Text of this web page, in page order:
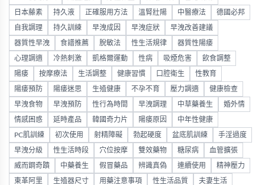
日本藤素 持久液 正確服用方法 溫腎壯陽 中醫療法 德國必邦
自我調理 持久訓練 早洩成因 早洩症狀 早洩改善建議
器質性早洩 食譜推薦 脫敏法 性生活規律 器質性陽痿
心理調適 冷熱刺激 凱格爾運動 性病 吸煙危害 飲食調整
陽痿 按摩療法 生活調整 健康習慣 口腔衛生 性教育
陽痿預防 陽痿迷思 生殖健康 不孕不育 壓力調適 健康檢查
早洩食物 早洩預防 性行為時間 早洩調理 中草藥養生 婚外情
情感困惑 延時產品 韓國奇力片 陽痿原因 中年性健康
PC肌訓練 初次使用 射精障礙 勃起硬度 盆底肌訓練 手淫過度
早洩分級 性生活時段 穴位按摩 雙效藥物 糖尿病 血管擴張
威而鋼奇蹟 中藥養生 假冒藥品 辨識真偽 連續使用 精神壓力
東革阿里 生殖器尺寸 用藥注意事項 性生活品質 夫妻生活